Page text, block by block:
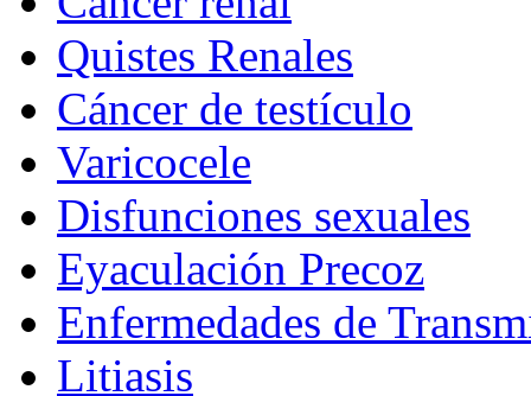
Quistes Renales
Cáncer de testículo
Varicocele
Disfunciones sexuales
Eyaculación Precoz
Enfermedades de
Litiasis